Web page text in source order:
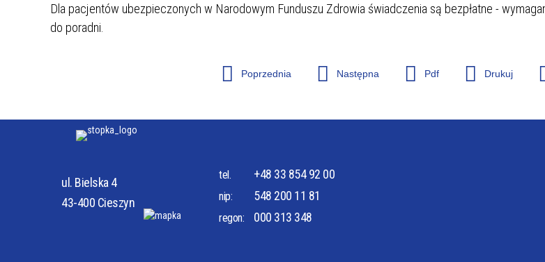
Dla pacjentów ubezpieczonych w Narodowym Funduszu Zdrowia świadczenia są bezpłatne -
do poradni.
Poprzednia Następna Pdf Drukuj
ul. Bielska 4
43-400 Cieszyn
tel. +48 33 854 92 00
nip: 548 200 11 81
regon: 000 313 348